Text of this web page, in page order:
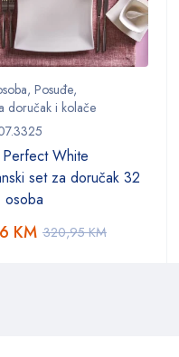
, Posuđe,
doručak i kolače
Perfect White
set za doručak 32
osoba
320,95KM
KM